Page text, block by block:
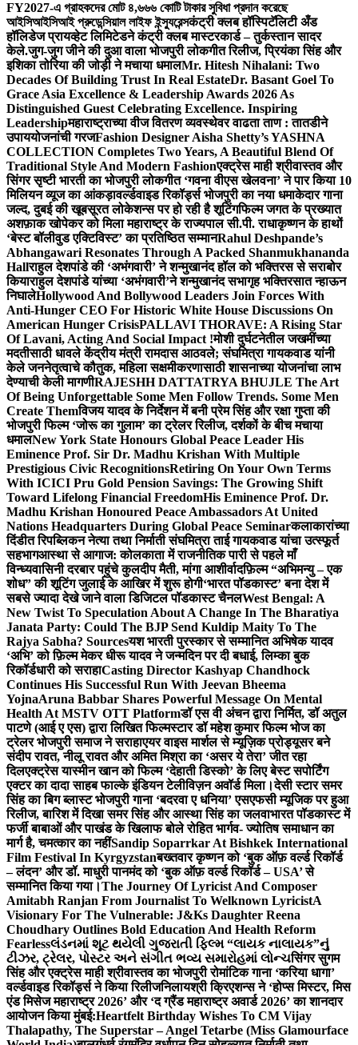
FY2027-এ গ্রাহকদের মোট ৪,৬৬৬ কোটি টাকার সুবিধা প্রদান করেছে
আইসিআইসিআই প্রুডেন্সিয়াল লাইফ ইন্স্যুরেন্সकंट्री क्लब हॉस्पिटॅलिटी अँड
हॉलिडेज प्रायव्हेट लिमिटेडने कंट्री क्लब मास्टरकार्ड – तुर्कस्तान सादर
केले.जुग-जुग जीने की दुआ वाला भोजपुरी लोकगीत रिलीज, प्रियंका सिंह और
इशिका तोरिया की जोड़ी ने मचाया धमालMr. Hitesh Nihalani: Two
Decades Of Building Trust In Real EstateDr. Basant Goel To
Grace Asia Excellence & Leadership Awards 2026 As
Distinguished Guest Celebrating Excellence. Inspiring
Leadershipमहाराष्ट्राच्या वीज वितरण व्यवस्थेवर वाढता ताण : तातडीने
उपाययोजनांची गरजFashion Designer Aisha Shetty’s YASHNA
COLLECTION Completes Two Years, A Beautiful Blend Of
Traditional Style And Modern Fashionएक्ट्रेस माही श्रीवास्तव और
सिंगर सृष्टी भारती का भोजपुरी लोकगीत ‘गवना वीएस खेलवना’ ने पार किया 10
मिलियन व्यूज का आंकड़ावर्ल्डवाइड रिकॉर्ड्स भोजपुरी का नया धमाकेदार गाना
जल्द, दुबई की खूबसूरत लोकेशन्स पर हो रही है शूटिंगफिल्म जगत के प्रख्यात
अशफ़ाक खोपेकर को मिला महाराष्ट्र के राज्यपाल सी.पी. राधाकृष्णन के हाथों
‘बेस्ट बॉलीवुड एक्टिविस्ट’ का प्रतिष्ठित सम्मानRahul Deshpande’s
Abhangawari Resonates Through A Packed Shanmukhananda
Hallराहुल देशपांडे की ‘अभंगवारी’ ने शन्मुखानंद हॉल को भक्तिरस से सराबोर
कियाराहुल देशपांडे यांच्या ‘अभंगवारी’ने शन्मुखानंद सभागृह भक्तिरसात न्हाऊन
निघालेHollywood And Bollywood Leaders Join Forces With
Anti-Hunger CEO For Historic White House Discussions On
American Hunger CrisisPALLAVI THORAVE: A Rising Star
Of Lavani, Acting And Social Impact !मोशी दुर्घटनेतील जखमींच्या
मदतीसाठी धावले केंद्रीय मंत्री रामदास आठवले; संघमित्रा गायकवाड यांनी
केले जननेतृत्वाचे कौतुक, महिला सक्षमीकरणासाठी शासनाच्या योजनांचा लाभ
देण्याची केली मागणीRAJESHH DATTATRYA BHUJLE The Art
Of Being Unforgettable Some Men Follow Trends. Some Men
Create Themविजय यादव के निर्देशन में बनी प्रेम सिंह और रक्षा गुप्ता की
भोजपुरी फिल्म ‘जोरू का गुलाम’ का ट्रेलर रिलीज, दर्शकों के बीच मचाया
धमालNew York State Honours Global Peace Leader His
Eminence Prof. Sir Dr. Madhu Krishan With Multiple
Prestigious Civic RecognitionsRetiring On Your Own Terms
With ICICI Pru Gold Pension Savings: The Growing Shift
Toward Lifelong Financial FreedomHis Eminence Prof. Dr.
Madhu Krishan Honoured Peace Ambassadors At United
Nations Headquarters During Global Peace Seminarकलाकारांच्या
दिंडीत रिपब्लिकन नेत्या तथा निर्माती संघमित्रा ताई गायकवाड यांचा उत्स्फूर्त
सहभागआस्था से आगाज: कोलकाता में राजनीतिक पारी से पहले माँ
विन्ध्यवासिनी दरबार पहुंचे कुलदीप मैती, मांगा आशीर्वादफ़िल्म “अभिमन्यु – एक
शोध” की शूटिंग जुलाई के आखिर में शुरू होगी‘भारत पॉडकास्ट’ बना देश में
सबसे ज्यादा देखे जाने वाला डिजिटल पॉडकास्ट चैनलWest Bengal: A
New Twist To Speculation About A Change In The Bharatiya
Janata Party: Could The BJP Send Kuldip Maity To The
Rajya Sabha? Sourcesयश भारती पुरस्कार से सम्मानित अभिषेक यादव
‘अभि’ को फ़िल्म मेकर धीरू यादव ने जन्मदिन पर दी बधाई, लिम्का बुक
रिकॉर्डधारी को सराहाCasting Director Kashyap Chandhock
Continues His Successful Run With Jeevan Bheema
YojnaAruna Babbar Shares Powerful Message On Mental
Health At MSTV OTT Platformडॉ एस वी अंचन द्वारा निर्मित, डॉ अतुल
पाटणे (आई ए एस) द्वारा लिखित फिल्मस्टार डॉ महेश कुमार फिल्म भोज का
ट्रेलर भोजपुरी समाज ने सराहाएयर वाइस मार्शल से म्यूज़िक प्रोड्यूसर बने
संदीप रावत, नीलू रावत और अमित मिश्रा का ‘असर ये तेरा’ जीत रहा
दिलएक्ट्रेस यास्मीन खान को फिल्म ‘देहाती डिस्को’ के लिए बेस्ट सपोर्टिंग
एक्टर का दादा साहब फाल्के इंडियन टेलीविज़न अवॉर्ड मिला।देसी स्टार समर
सिंह का बिग ब्लास्ट भोजपुरी गाना ‘बदरवा ए धनिया’ एसएफसी म्यूजिक पर हुआ
रिलीज, बारिश में दिखा समर सिंह और आस्था सिंह का जलवाभारत पॉडकास्ट में
फर्जी बाबाओं और पाखंड के खिलाफ बोले रोहित भार्गव- ज्योतिष समाधान का
मार्ग है, चमत्कार का नहींSandip Soparrkar At Bishkek International
Film Festival In Kyrgyzstanबख्तवार कृष्णन को ‘बुक ऑफ़ वर्ल्ड रिकॉर्ड
– लंदन’ और डॉ. माधुरी पानमंद को ‘बुक ऑफ़ वर्ल्ड रिकॉर्ड – USA’ से
सम्मानित किया गया।The Journey Of Lyricist And Composer
Amitabh Ranjan From Journalist To Welknown LyricistA
Visionary For The Vulnerable: J&Ks Daughter Reena
Choudhary Outlines Bold Education And Health Reform
Fearlessલંડનમાં શૂટ થયેલી ગુજરાતી ફિલ્મ “લાયક નાલાયક”નું
ટીઝર, ટ્રેલર, પોસ્ટર અને સંગીત ભવ્ય સમારોહમાં લોન્ચसिंगर सुगम
सिंह और एक्ट्रेस माही श्रीवास्तव का भोजपुरी रोमांटिक गाना ‘करिया धागा’
वर्ल्डवाइड रिकॉर्ड्स ने किया रिलीजनिलायश्री क्रिएशन्स ने ‘होप्स मिस्टर, मिस
एंड मिसेज महाराष्ट्र 2026’ और ‘द ग्रैंड महाराष्ट्र अवार्ड 2026’ का शानदार
आयोजन किया मुंबई:Heartfelt Birthday Wishes To CM Vijay
Thalapathy, The Superstar – Angel Tetarbe (Miss Glamourface